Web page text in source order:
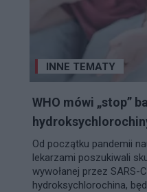
INNE TEMATY
WHO mówi „stop”
Od początku pandemii
lekarzami poszukiwali
wywołanej przez SARS-
hydroksychlorochina,